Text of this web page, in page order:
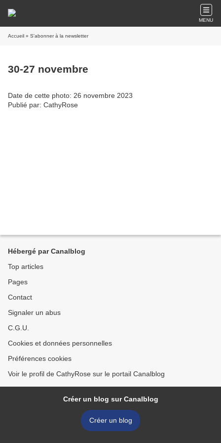
MENU
Accueil » S'abonner à la newsletter
30-27 novembre
Date de cette photo: 26 novembre 2023
Publié par: CathyRose
Hébergé par Canalblog
Top articles
Pages
Contact
Signaler un abus
C.G.U.
Cookies et données personnelles
Préférences cookies
Voir le profil de CathyRose sur le portail Canalblog
Créer un blog sur Canalblog
Créer un blog